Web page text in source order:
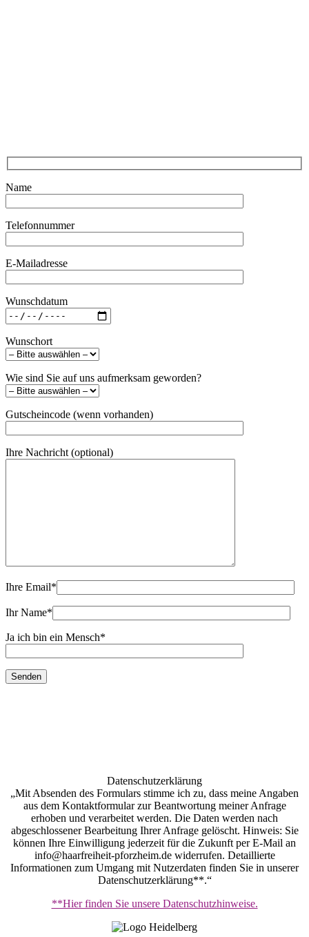
Name
Telefonnummer
E-Mailadresse
Wunschdatum
Wunschort
Wie sind Sie auf uns aufmerksam geworden?
Gutscheincode (wenn vorhanden)
Ihre Nachricht (optional)
Ihre Email*
Ihr Name*
Ja ich bin ein Mensch*
Datenschutzerklärung
„Mit Absenden des Formulars stimme ich zu, dass meine Angaben
aus dem Kontaktformular zur Beantwortung meiner Anfrage
erhoben und verarbeitet werden. Die Daten werden nach
abgeschlossener Bearbeitung Ihrer Anfrage gelöscht. Hinweis: Sie
können Ihre Einwilligung jederzeit für die Zukunft per E-Mail an
info@haarfreiheit-pforzheim.de widerrufen. Detaillierte
Informationen zum Umgang mit Nutzerdaten finden Sie in unserer
Datenschutzerklärung**.“
**Hier finden Sie unsere Datenschutzhinweise.